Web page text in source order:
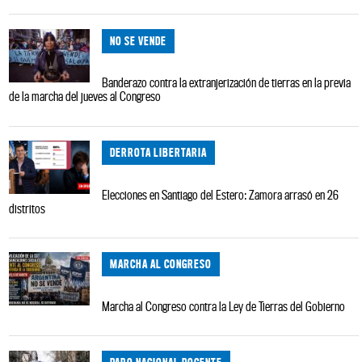
NO SE VENDE
Banderazo contra la extranjerización de tierras en la previa
de la marcha del jueves al Congreso
DERROTA LIBERTARIA
Elecciones en Santiago del Estero: Zamora arrasó en 26
distritos
MARCHA AL CONGRESO
Marcha al Congreso contra la Ley de Tierras del Gobierno